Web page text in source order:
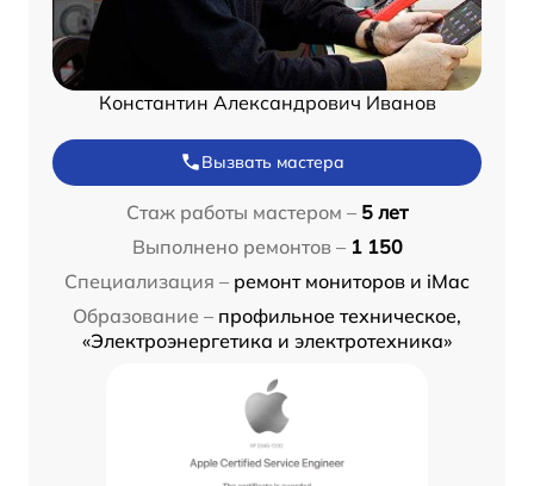
Константин Александрович Иванов
Вызвать мастера
Стаж работы мастером – 5 лет
Выполнено ремонтов – 1 150
Специализация – ремонт мониторов и iMac
Образование – профильное техническое,
«Электроэнергетика и электротехника»